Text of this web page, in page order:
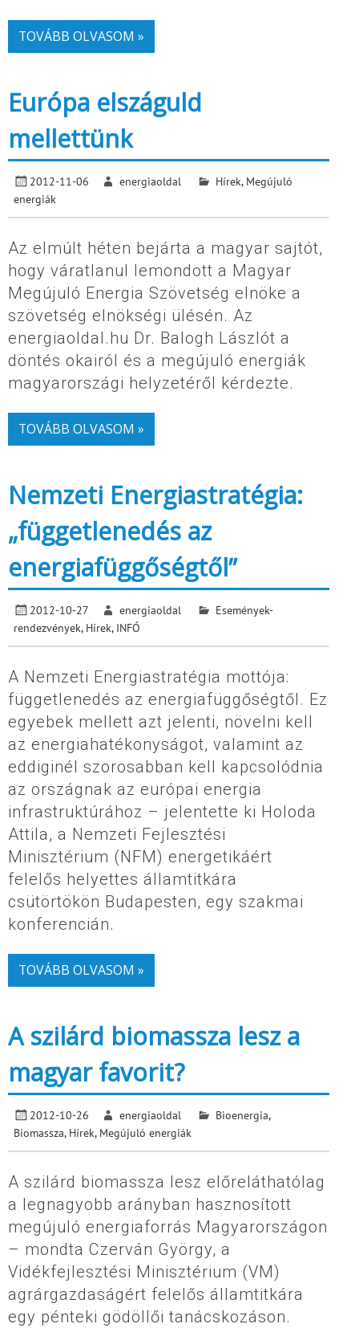
TOVÁBB OLVASOM »
Európa elszáguld
mellettünk
2012-11-06 energiaoldal Hírek, Megújuló
energiák
Az elmúlt héten bejárta a magyar sajtót,
hogy váratlanul lemondott a Magyar
Megújuló Energia Szövetség elnöke a
szövetség elnökségi ülésén. Az
energiaoldal.hu Dr. Balogh Lászlót a
döntés okairól és a megújuló energiák
magyarországi helyzetéről kérdezte.
TOVÁBB OLVASOM »
Nemzeti Energiastratégia:
„függetlenedés az
energiafüggőségtől”
2012-10-27 energiaoldal
Események-
rendezvények, Hírek, INFÓ
A Nemzeti Energiastratégia mottója:
függetlenedés az energiafüggőségtől. Ez
egyebek mellett azt jelenti, növelni kell
az energiahatékonyságot, valamint az
eddiginél szorosabban kell kapcsolódnia
az országnak az európai energia
infrastruktúrához – jelentette ki Holoda
Attila, a Nemzeti Fejlesztési
Minisztérium (NFM) energetikáért
felelős helyettes államtitkára
csütörtökön Budapesten, egy szakmai
konferencián.
TOVÁBB OLVASOM »
A szilárd biomassza lesz a
magyar favorit?
2012-10-26 energiaoldal Bioenergia,
Biomassza, Hírek, Megújuló energiák
A szilárd biomassza lesz előreláthatólag
a legnagyobb arányban hasznosított
megújuló energiaforrás Magyarországon
– mondta Czerván György, a
Vidékfejlesztési Minisztérium (VM)
agrárgazdaságért felelős államtitkára
egy pénteki gödöllői tanácskozáson.